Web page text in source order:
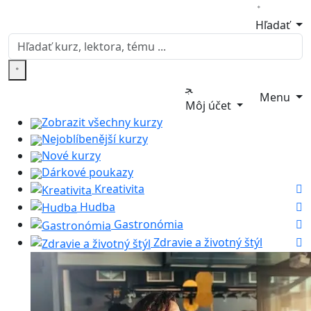
Hľadať
Môj účet
Menu
Zobrazit všechny kurzy
Nejoblíbenější kurzy
Nové kurzy
Dárkové poukazy
Kreativita
Hudba
Gastronómia
Zdravie a životný štýl